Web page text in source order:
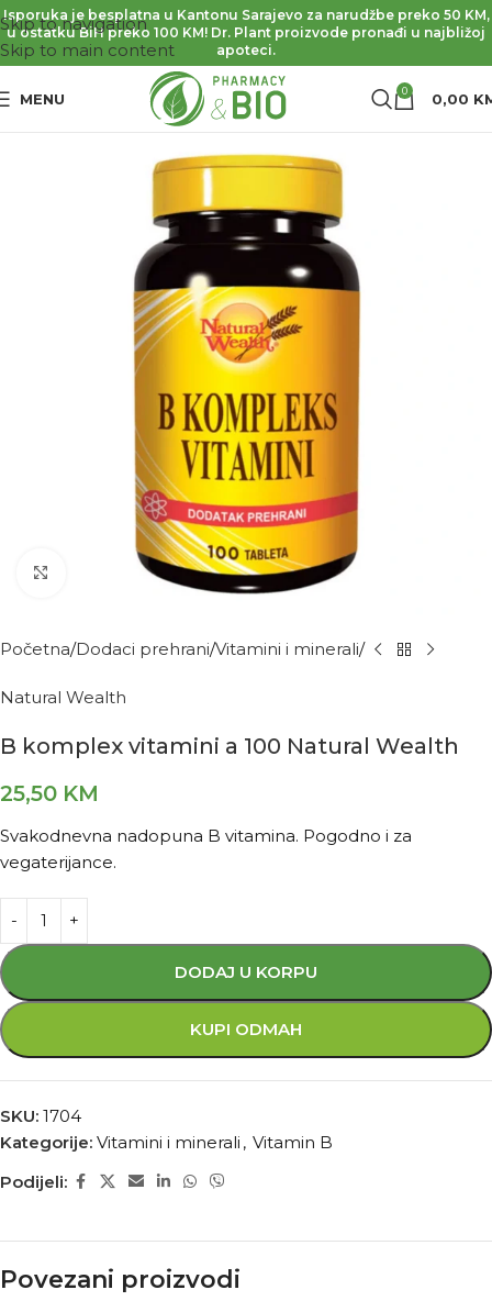
Skip to navigation
Skip to main content
Isporuka je besplatna u Kantonu Sarajevo za narudžbe preko 50 KM,
u ostatku BiH preko 100 KM! Dr. Plant proizvode pronađi u najbližoj
apoteci.
MENU 0 0,00
Kliknite za povećanje
Početna Dodaci prehrani Vitamini i minerali
Natural Wealth
B komplex vitamini a 100 Natural Wealth
25,50 KM
Svakodnevna nadopuna B vitamina. Pogodno i za
vegaterijance.
DODAJ U KORPU
KUPI ODMAH
SKU: 1704
Kategorije: Vitamini i minerali , Vitamin B
Podijeli:
Povezani proizvodi